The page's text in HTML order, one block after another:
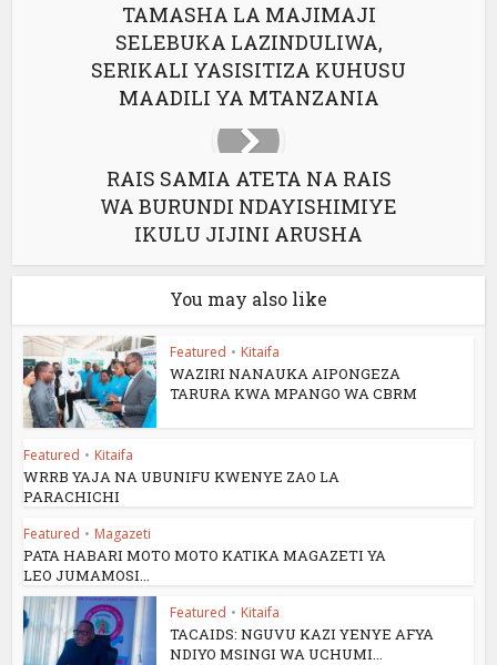
TAMASHA LA MAJIMAJI
SELEBUKA LAZINDULIWA,
SERIKALI YASISITIZA KUHUSU
MAADILI YA MTANZANIA
RAIS SAMIA ATETA NA RAIS
WA BURUNDI NDAYISHIMIYE
IKULU JIJINI ARUSHA
You may also like
Featured • Kitaifa
WAZIRI NANAUKA AIPONGEZA
TARURA KWA MPANGO WA CBRM
Featured • Kitaifa
WRRB YAJA NA UBUNIFU KWENYE ZAO LA
PARACHICHI
Featured • Magazeti
PATA HABARI MOTO MOTO KATIKA MAGAZETI YA
LEO JUMAMOSI...
Featured • Kitaifa
TACAIDS: NGUVU KAZI YENYE AFYA
NDIYO MSINGI WA UCHUMI...